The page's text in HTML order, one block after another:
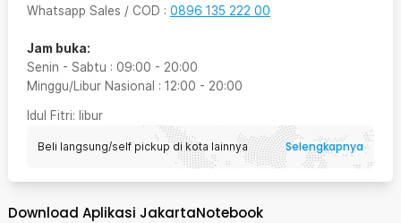
Whatsapp Sales / COD : 0896 135 222 00
Jam buka:
Senin - Sabtu : 09:00 - 20:00
Minggu/Libur Nasional : 12:00 - 20:00
Idul Fitri: libur
Beli langsung/self pickup di kota lainnya Selengkapnya
Download Aplikasi JakartaNotebook